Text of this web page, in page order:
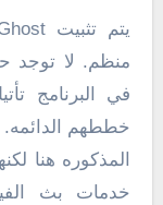
في البرنامج
خططهم الدائمه.
خدمات بث